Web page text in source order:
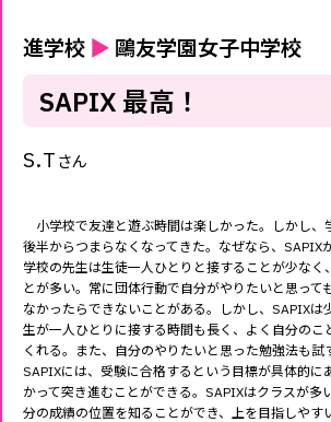
進学校 ▶ 鷗友学園女子中学校
SAPIX 最高！
S.Tさん
小学校で友達と遊ぶ時間は楽しかった。しかし、
後半からつまらなくなってきた。なぜなら、SAPIX
学校の先生は生徒一人ひとりと接することが少なく
とが多い。常に団体行動で自分がやりたいと思って
なかったらできないことがある。しかし、SAPIXは
生が一人ひとりに接する時間も長く、よく自分のこ
くれる。また、自分のやりたいと思った勉強法も試
SAPIXには、受験に合格するという目標が具体的に
かって突き進むことができる。SAPIXはクラスが多
分の成績の位置を知ることができ、上を目指しやす